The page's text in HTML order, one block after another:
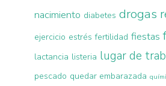
nacimiento diabetes drogas
ejercicio estrés fertilidad fiestas
lactancia listeria lugar de
pescado quedar embarazada